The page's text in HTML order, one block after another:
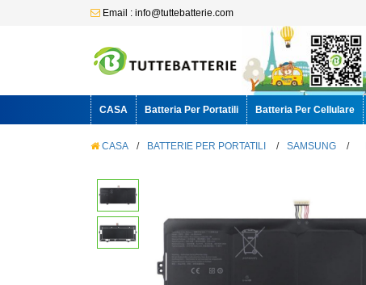
Email : info@tuttebatterie.com
CASA Batteria Per Portatili Batteria Per Cellulare
CASA / BATTERIE PER PORTATILI / SAMSUNG /